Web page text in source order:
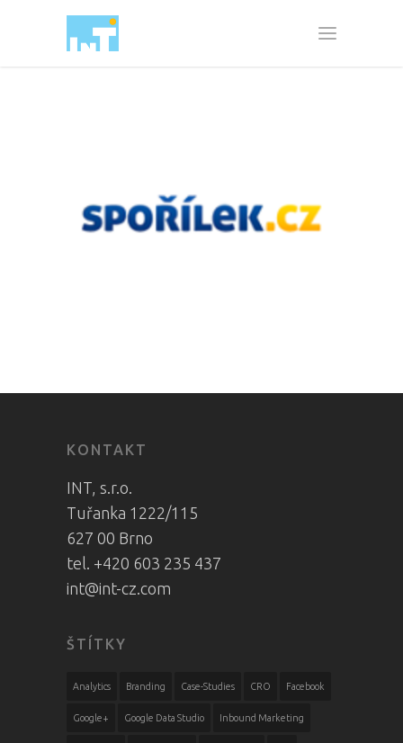
KONTAKT
INT, s.r.o.
Tuřanka 1222/115
627 00 Brno
tel. +420 603 235 437
int@int-cz.com
ŠTÍTKY
Analytics Branding Case-Studies CRO Facebook
Google+ Google Data Studio Inbound Marketing